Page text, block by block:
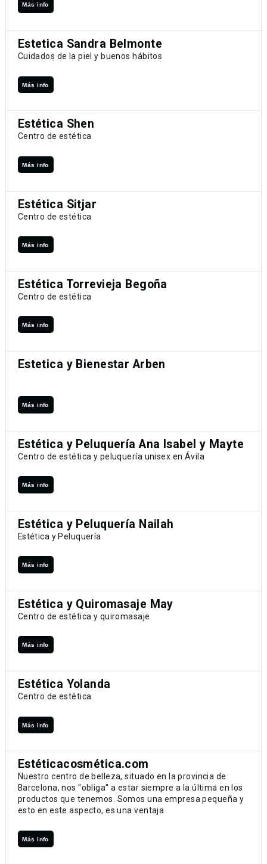
Más info
Estetica Sandra Belmonte
Cuidados de la piel y buenos hábitos
Más info
Estética Shen
Centro de estética
Más info
Estética Sitjar
Centro de estética
Más info
Estética Torrevieja Begoña
Centro de estética
Más info
Estetica y Bienestar Arben
Más info
Estética y Peluquería Ana Isabel y Mayte
Centro de estética y peluquería unisex en Ávila
Más info
Estética y Peluquería Nailah
Estética y Peluquería
Más info
Estética y Quiromasaje May
Centro de estética y quiromasaje
Más info
Estética Yolanda
Centro de estética.
Más info
Estéticacosmética.com
Nuestro centro de belleza, situado en la provincia de
Barcelona, nos "obliga" a estar siempre a la última en los
productos que tenemos. Somos una empresa pequeña y
esto en este aspecto, es una ventaja
Más info